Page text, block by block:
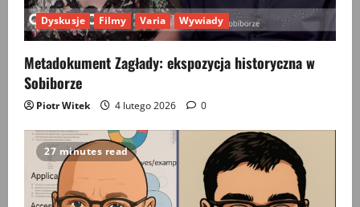
Dyskusje Filmy Varia Wywiady
Metadokument Zagłady: ekspozycja historyczna w
Sobiborze
Piotr Witek 4 lutego 2026 0
27 minutes read